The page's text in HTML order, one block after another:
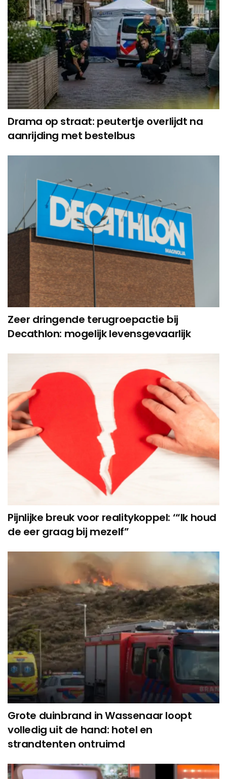
Drama op straat: peutertje overlijdt na
aanrijding met bestelbus
Zeer dringende terugroepactie bij
Decathlon: mogelijk levensgevaarlijk
Pijnlijke breuk voor realitykoppel: ‘“Ik houd
de eer graag bij mezelf”
Grote duinbrand in Wassenaar loopt
volledig uit de hand: hotel en
strandtenten ontruimd